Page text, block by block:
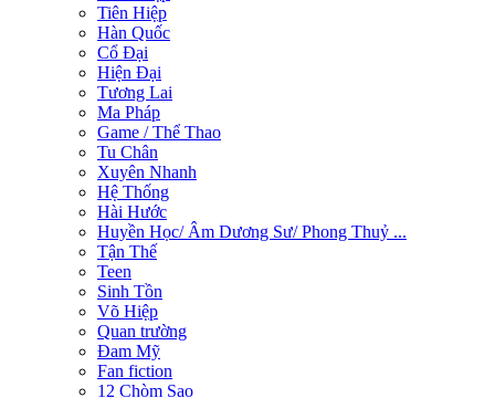
Tiên Hiệp
Hàn Quốc
Cổ Đại
Hiện Đại
Tương Lai
Ma Pháp
Game / Thể Thao
Tu Chân
Xuyên Nhanh
Hệ Thống
Hài Hước
Huyền Học/ Âm Dương Sư/ Phong Thuỷ ...
Tận Thế
Teen
Sinh Tồn
Võ Hiệp
Quan trường
Đam Mỹ
Fan fiction
12 Chòm Sao